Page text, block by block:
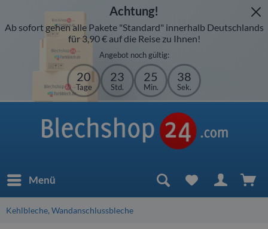
Achtung!
Ab sofort gehen alle Pakete "Standard" innerhalb Deutschlands
für 3,90 € auf die Reise zu Ihnen!
Angebot noch gültig:
20
Tage
23
Std.
25
Min.
38
Sek.
Menü
Kehlbleche, Wandanschlussbleche